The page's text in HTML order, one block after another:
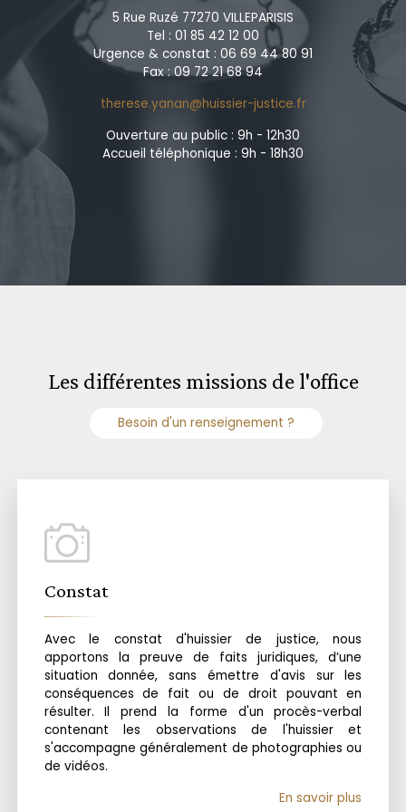
5 Rue Ruzé 77270 VILLEPARISIS
Tel : 01 85 42 12 00
Urgence & constat : 06 69 44 80 91
Fax : 09 72 21 68 94
therese.yanan@huissier-justice.fr
Ouverture au public : 9h - 12h30
Accueil téléphonique : 9h - 18h30
Les différentes missions de l'office
Besoin d'un renseignement ?
Constat
Avec le constat d'huissier de justice, nous
apportons la preuve de faits juridiques, d’une
situation donnée, sans émettre d'avis sur les
conséquences de fait ou de droit pouvant en
résulter. Il prend la forme d'un procès-verbal
contenant les observations de l'huissier et
s'accompagne généralement de photographies ou
de vidéos.
En savoir plus